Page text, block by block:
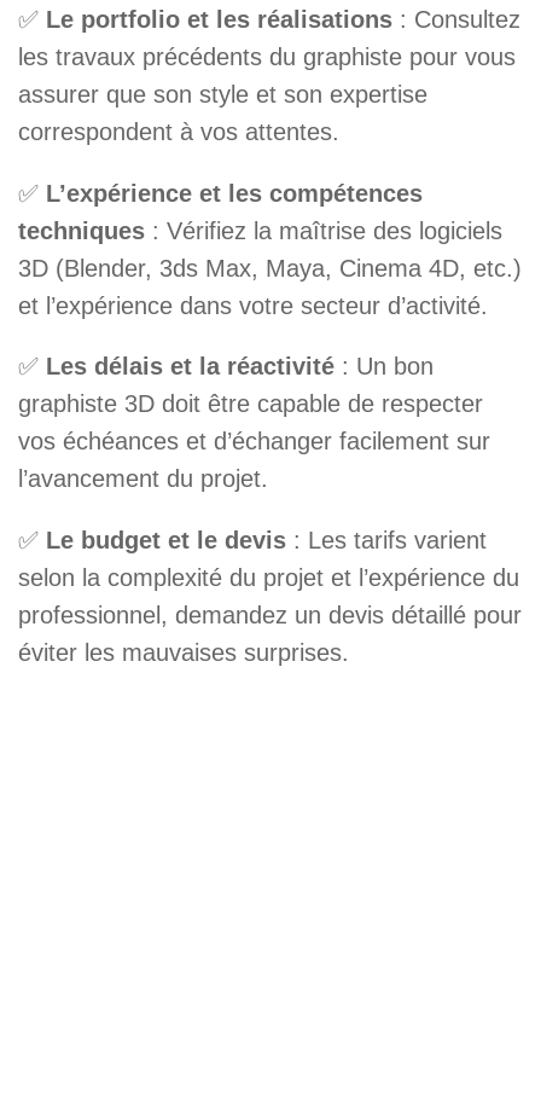
✅ Le portfolio et les réalisations : Consultez
les travaux précédents du graphiste pour vous
assurer que son style et son expertise
correspondent à vos attentes.
✅ L’expérience et les compétences
techniques : Vérifiez la maîtrise des logiciels
3D (Blender, 3ds Max, Maya, Cinema 4D, etc.)
et l’expérience dans votre secteur d’activité.
✅ Les délais et la réactivité : Un bon
graphiste 3D doit être capable de respecter
vos échéances et d’échanger facilement sur
l’avancement du projet.
✅ Le budget et le devis : Les tarifs varient
selon la complexité du projet et l’expérience du
professionnel, demandez un devis détaillé pour
éviter les mauvaises surprises.